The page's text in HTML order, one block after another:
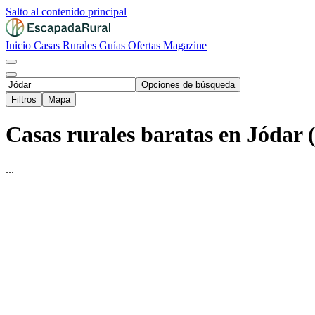
Salto al contenido principal
Inicio Casas Rurales Guías Ofertas Magazine
Opciones de búsqueda
Filtros
Mapa
Casas rurales baratas en Jódar
...